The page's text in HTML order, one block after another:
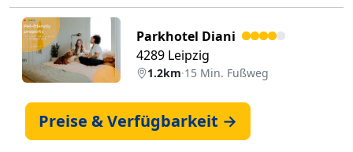
Parkhotel Diani
4289 Leipzig
1.2km·15 Min. Fußweg
Preise & Verfügbarkeit →